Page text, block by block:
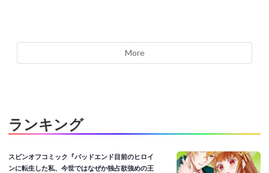
More
ランキング
スピンオフコミック『バッドエンド目前のヒロイ
ンに転生した私、今世ではなぜか独占欲強めの王